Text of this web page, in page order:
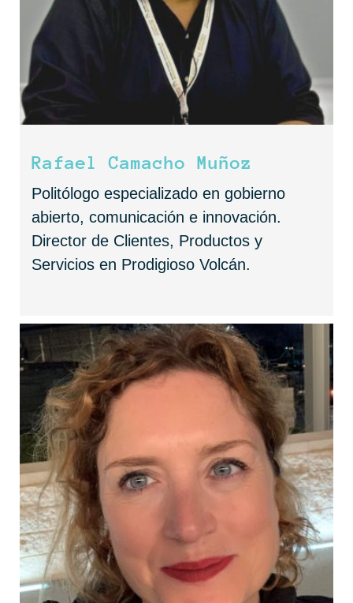
Rafael Camacho Muñoz
Politólogo especializado en gobierno
abierto, comunicación e innovación.
Director de Clientes, Productos y
Servicios en Prodigioso Volcán.